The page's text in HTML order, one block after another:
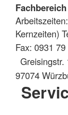
Kernzeiten)
Fax: 0931
Greisingstr.
97074